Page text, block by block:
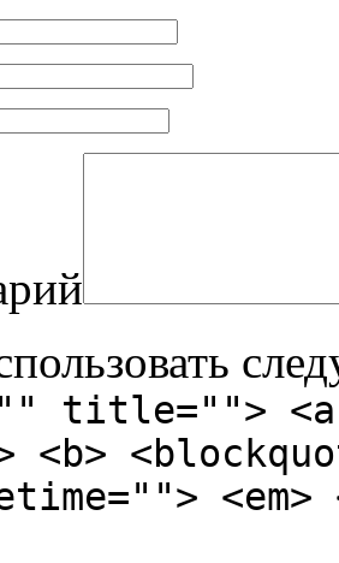
title="">